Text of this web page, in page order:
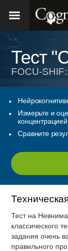
Тест
FOCU-
Измерьте и
концентрацией
Сравните
Тест на
классического
задания очень
правильного